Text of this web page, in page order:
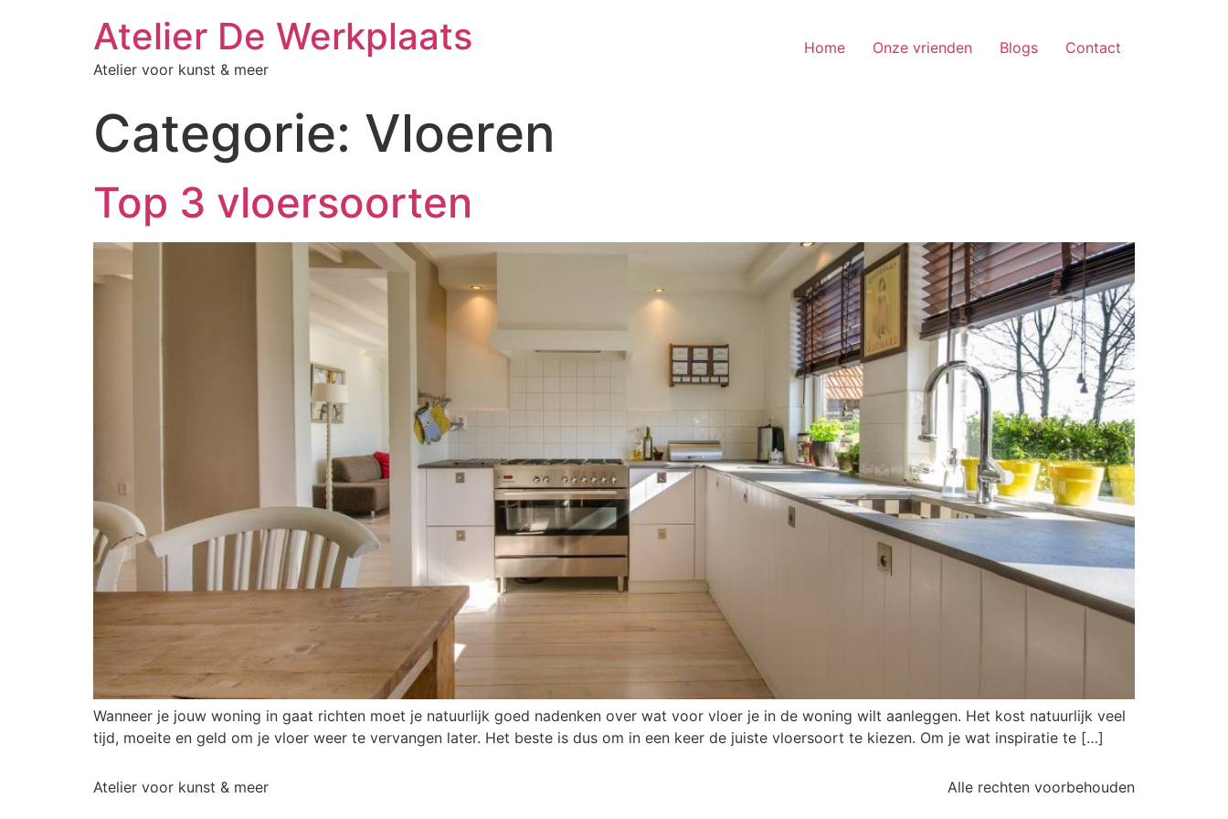
Atelier De Werkplaats
Atelier voor kunst & meer
Home Onze vrienden Blogs Contact
Categorie: Vloeren
Top 3 vloersoorten
Wanneer je jouw woning in gaat richten moet je natuurlijk goed nadenken over wat voor vloer je in de woning wilt aanleggen. Het kost natuurlijk veel
tijd, moeite en geld om je vloer weer te vervangen later. Het beste is dus om in een keer de juiste vloersoort te kiezen. Om je wat inspiratie te […]
Atelier voor kunst & meer Alle rechten voorbehouden